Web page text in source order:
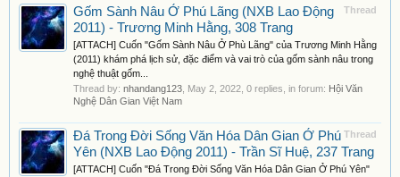
Thread
Gốm Sành Nâu Ở Phú Lãng (NXB Lao Động
2011) - Trương Minh Hằng, 308 Trang
[ATTACH] Cuốn "Gốm Sành Nâu Ở Phù Lãng" của Trương Minh Hằng
(2011) khám phá lịch sử, đặc điểm và vai trò của gốm sành nâu trong
nghệ thuật gốm...
Thread by: nhandang123 May 2, 2022 , 0 replies, in forum: Hội Văn
Nghệ Dân Gian Việt Nam
Thread
Đá Trong Đời Sống Văn Hóa Dân Gian Ở Phú
Yên (NXB Lao Động 2011) - Trần Sĩ Huệ, 237 Trang
[ATTACH] Cuốn "Đá Trong Đời Sống Văn Hóa Dân Gian Ở Phú Yên"